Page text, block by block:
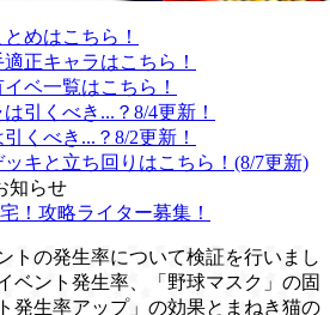
めはこちら！
正キャラはこちら！
ベ一覧はこちら！
引くべき...？8/4更新！
くべき...？8/2更新！
キと立ち回りはこちら！(8/7更新)
知らせ
！攻略ライター募集！
トの発生率について検証を行いまし
ベント発生率、「野球マスク」の固
発生率アップ」の効果とまねき猫の